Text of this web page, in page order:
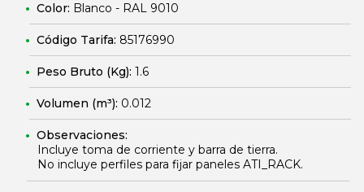
Color: Blanco - RAL 9010
Código Tarifa: 85176990
Peso Bruto (Kg): 1.6
Volumen (m³): 0.012
Observaciones:
Incluye toma de corriente y barra de tierra.
No incluye perfiles para fijar paneles ATI_RACK.